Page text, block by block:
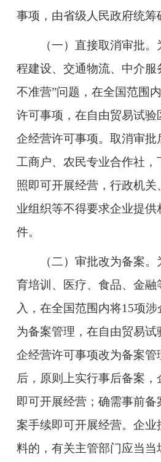
事项，由省级人民政府统筹
（一）直接取消审批
程建设、交通物流、中介服
不准营”问题，在全国范围
许可事项，在自由贸易试验
企经营许可事项。取消审批
工商户、农民专业合作社，
照即可开展经营，行政机
业组织等不得要求企业提供
件。
（二）审批改为备案
育培训、医疗、食品、金融
入，在全国范围内将15项
为备案管理，在自由贸易试
企经营许可事项改为备案管
后，原则上实行事后备案，
即可开展经营；确需事前备
案手续即可开展经营。企业
料的，有关主管部门应当当